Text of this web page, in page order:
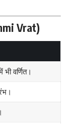
Vrat)
भी वर्णित।